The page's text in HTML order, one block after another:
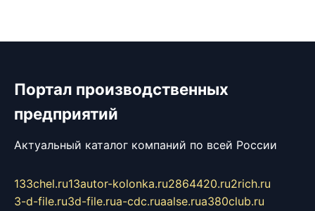
Портал производственных
предприятий
Актуальный каталог компаний по всей России
133chel.ru13autor-kolonka.ru2864420.ru2rich.ru
3-d-file.ru3d-file.rua-cdc.ruaalse.rua380club.ru